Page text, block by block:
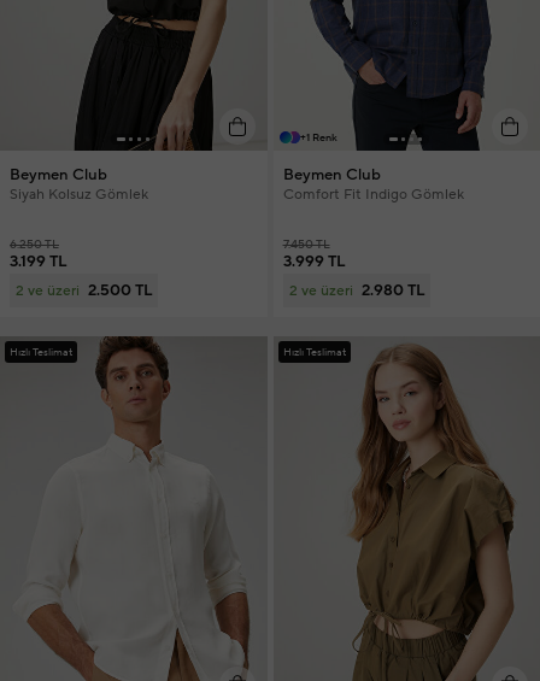
Beymen Club
Siyah Kolsuz Gömlek
6.250 TL
3.199 TL
2 ve üzeri 2.500 TL
+1 Renk
Beymen Club
Comfort Fit Indigo Gömlek
7.450 TL
3.999 TL
2 ve üzeri 2.980 TL
Hızlı Teslimat Hızlı Teslimat